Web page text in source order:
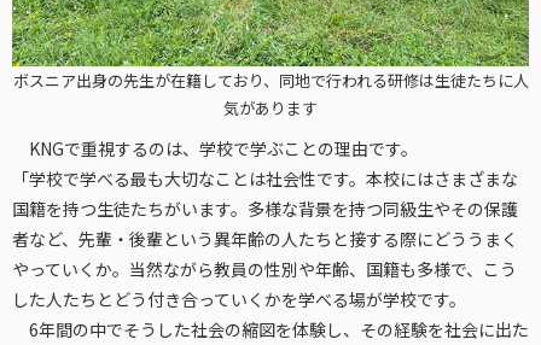
ボスニア出身の先生が在籍しており、同地で行われる研修は生徒たちに人
気があります
KNGで重視するのは、学校で学ぶことの理由です。
「学校で学べる最も大切なことは社会性です。本校にはさまざまな
国籍を持つ生徒たちがいます。多様な背景を持つ同級生やその保護
者など、先輩・後輩という異年齢の人たちと接する際にどううまく
やっていくか。当然ながら教員の性別や年齢、国籍も多様で、こう
した人たちとどう付き合っていくかを学べる場が学校です。
6年間の中でそうした社会の縮図を体験し、その経験を社会に出た